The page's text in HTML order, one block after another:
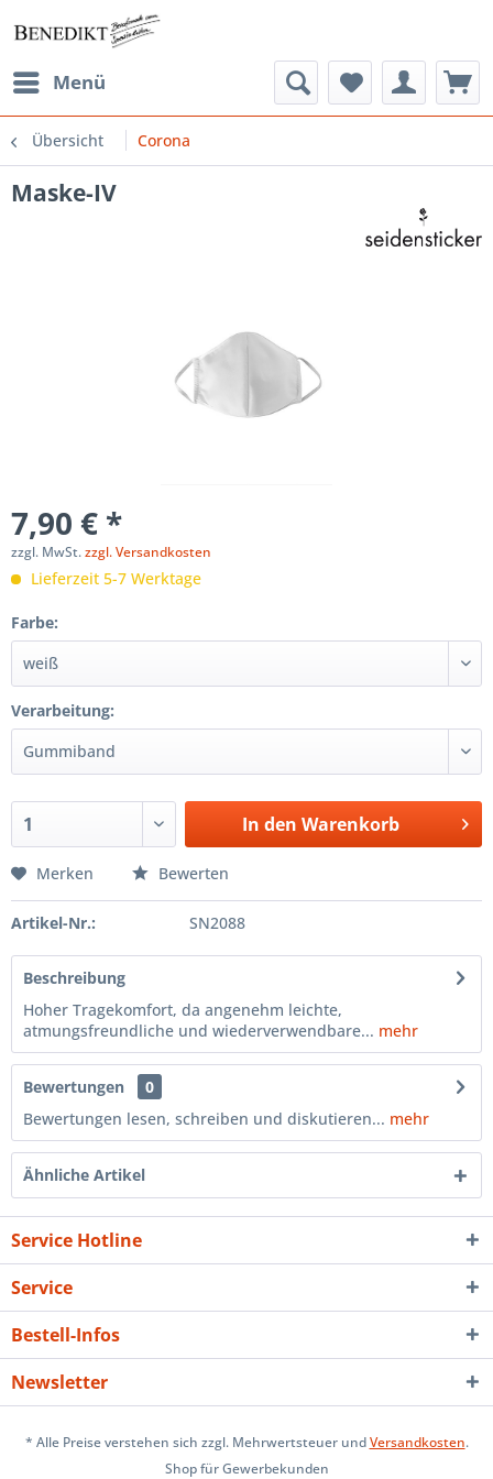
Menü
Übersicht Corona
Maske-IV
7,90 € *
zzgl. MwSt.zzgl. Versandkosten
Lieferzeit 5-7 Werktage
Farbe:
Verarbeitung:
In den Warenkorb
Merken Bewerten
Artikel-Nr.: SN2088
Beschreibung
Hoher Tragekomfort, da angenehm leichte,
atmungsfreundliche und wiederverwendbare... mehr
Bewertungen
0
Bewertungen lesen, schreiben und diskutieren... mehr
Ähnliche Artikel
Service Hotline
Service
Bestell-Infos
Newsletter
* Alle Preise verstehen sich zzgl. Mehrwertsteuer undVersandkosten.
Shop für Gewerbekunden